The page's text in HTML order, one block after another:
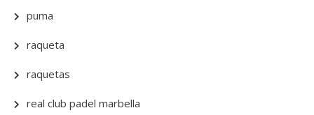
puma
raqueta
raquetas
real club padel marbella